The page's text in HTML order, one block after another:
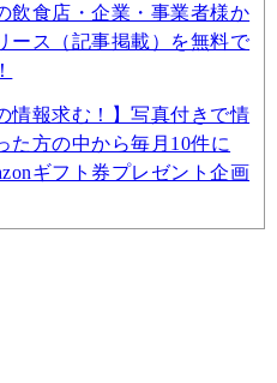
飲食店・企業・事業者様か
ース（記事掲載）を無料で
情報求む！】写真付きで情
た方の中から毎月10件に
ギフト券プレゼント企画